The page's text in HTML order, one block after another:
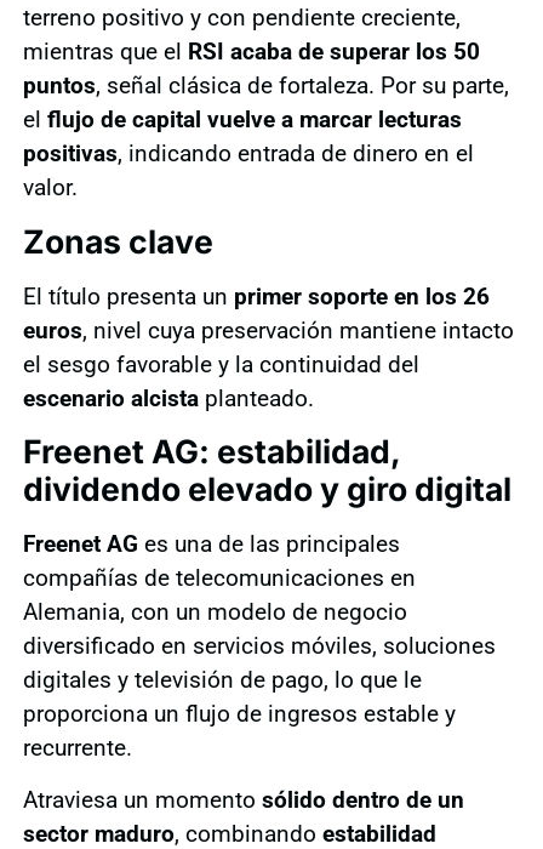
terreno positivo y con pendiente creciente,
mientras que el RSI acaba de superar los 50
puntos, señal clásica de fortaleza. Por su parte,
el flujo de capital vuelve a marcar lecturas
positivas, indicando entrada de dinero en el
valor.
Zonas clave
El título presenta un primer soporte en los 26
euros, nivel cuya preservación mantiene intacto
el sesgo favorable y la continuidad del
escenario alcistaplanteado.
Freenet AG: estabilidad,
dividendo elevado y giro digital
Freenet AG es una de las principales
compañías de telecomunicaciones en
Alemania, con un modelo de negocio
diversificado en servicios móviles, soluciones
digitales y televisión de pago, lo que le
proporciona un flujo de ingresos estable y
recurrente.
Atraviesa un momento sólido dentro de un
sector maduro, combinando estabilidad